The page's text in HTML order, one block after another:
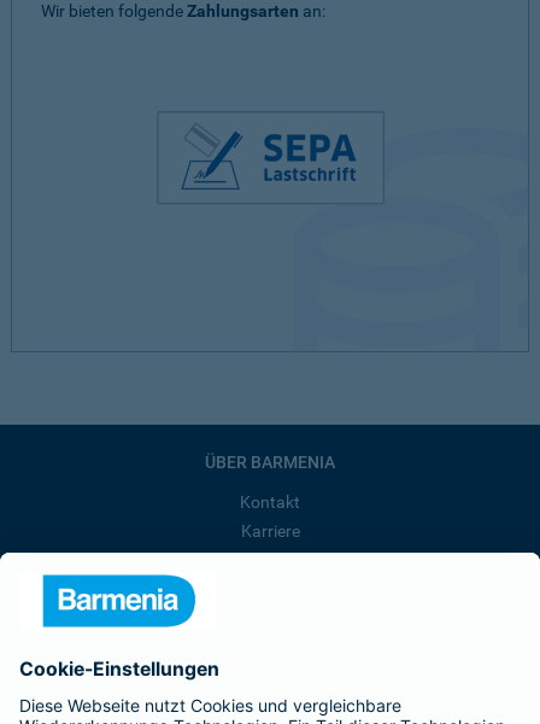
Wir bieten folgendeZahlungsarten an:
ÜBER BARMENIA
Kontakt
Karriere
Barmenia ist Teil der BarmeniaGothaer